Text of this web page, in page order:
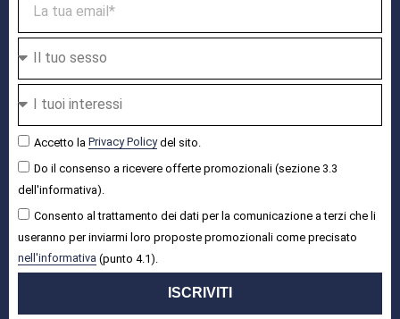
Accetto la Privacy Policydel sito.
Do il consenso a ricevere offerte promozionali (sezione 3.3
dell'informativa).
Consento al trattamento dei dati per la comunicazione a terzi che li
useranno per inviarmi loro proposte promozionali come precisato
nell'informativa (punto 4.1).
ISCRIVITI